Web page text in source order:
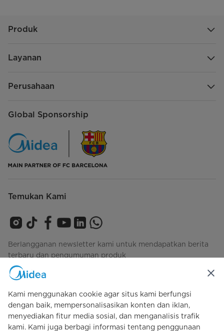
Produk
Layanan
Perusahaan
Global Sponsorship
Temukan Kami
Berlangganan newsletter kami untuk mendapatkan berita
terbaru dan pengumuman produk
Lihat bagaimana kami mengelola data Andaprivacy-
policy
Kami menggunakan cookie agar situs kami berfungsi
dengan baik, mempersonalisasikan konten dan iklan,
menyediakan fitur media sosial, dan menganalisis trafik
kami. Kami juga berbagi informasi tentang penggunaan